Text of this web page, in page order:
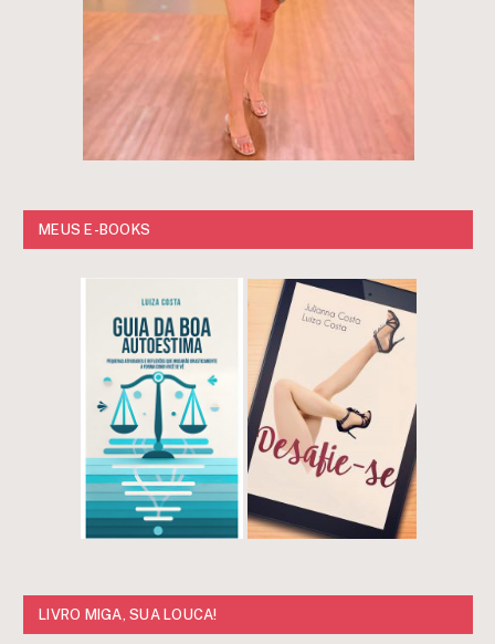
MEUS E-BOOKS
LIVRO MIGA, SUA LOUCA!